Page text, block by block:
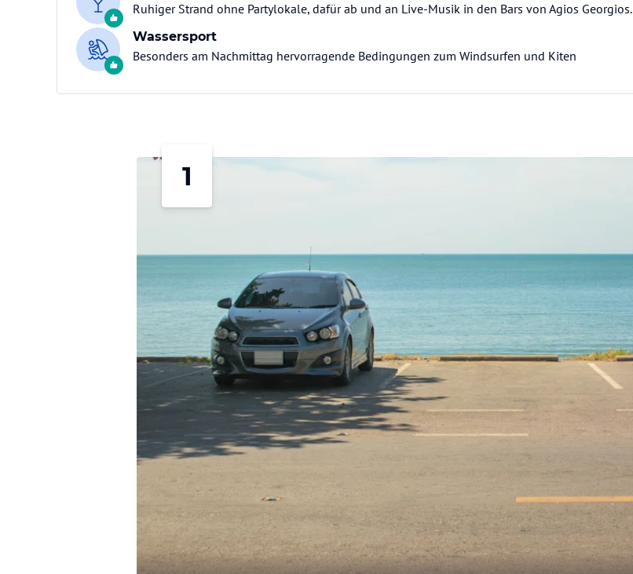
Ruhiger Strand ohne Partylokale, dafür ab und an Live-Musik in den Bars von Agios Georgios.
Wassersport
Besonders am Nachmittag hervorragende Bedingungen zum Windsurfen und Kiten
1